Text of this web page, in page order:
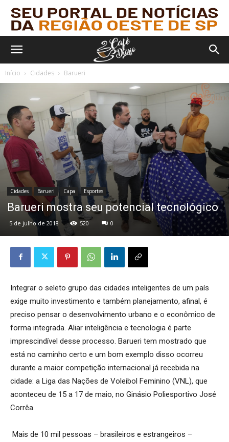
Início Cidades Barueri
Cidades Barueri Capa Esportes
Barueri mostra seu potencial tecnológico
5 de julho de 2018 520 0
Integrar o seleto grupo das cidades inteligentes de um país
exige muito investimento e também planejamento, afinal, é
preciso pensar o desenvolvimento urbano e o econômico de
forma integrada. Aliar inteligência e tecnologia é parte
imprescindível desse processo. Barueri tem mostrado que
está no caminho certo e um bom exemplo disso ocorreu
durante a maior competição internacional já recebida na
cidade: a Liga das Nações de Voleibol Feminino (VNL), que
aconteceu de 15 a 17 de maio, no Ginásio Poliesportivo José
Corrêa.
Mais de 10 mil pessoas – brasileiros e estrangeiros –